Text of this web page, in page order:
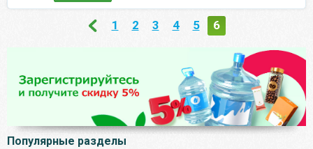
1 2 3 4 5 6
Популярные разделы